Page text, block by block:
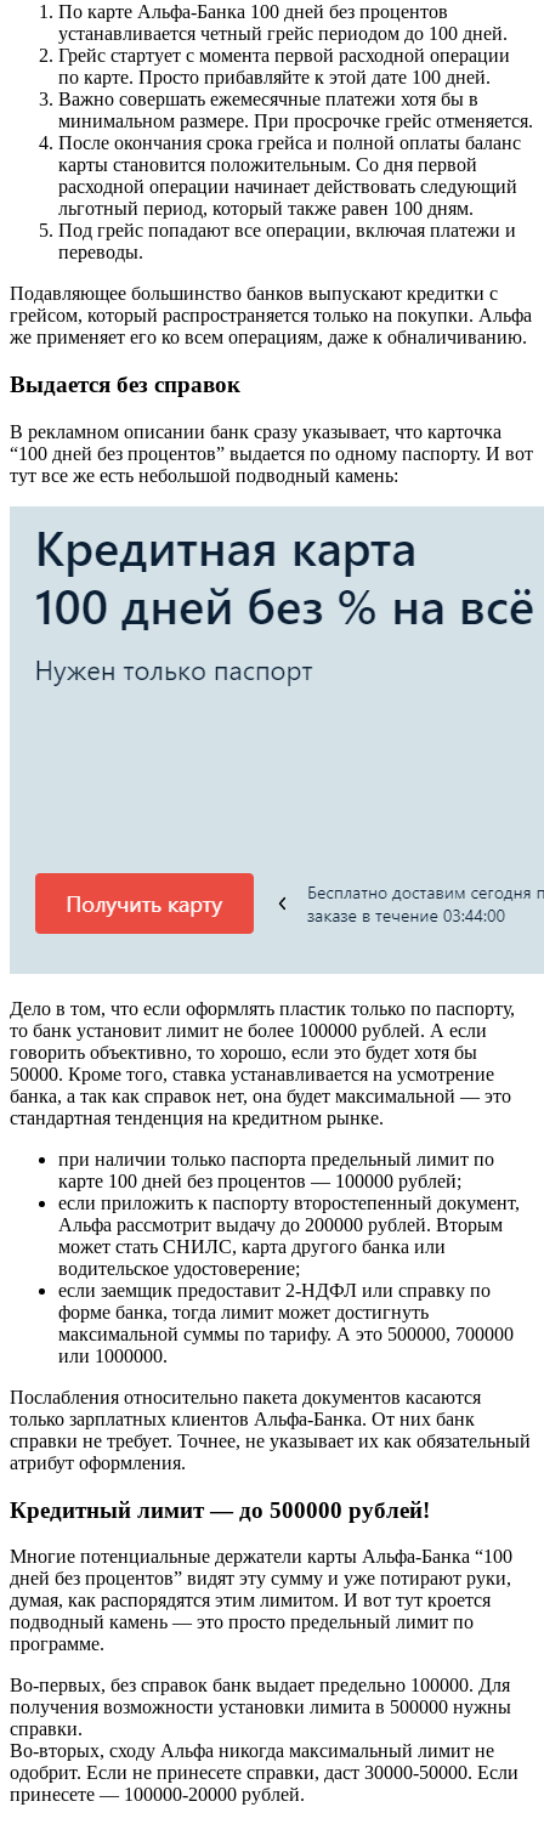
По карте Альфа-Банка 100 дней без процентов
устанавливается четный грейс периодом до 100 дней.
Грейс стартует с момента первой расходной операции
по карте. Просто прибавляйте к этой дате 100 дней.
Важно совершать ежемесячные платежи хотя бы в
минимальном размере. При просрочке грейс отменяется.
После окончания срока грейса и полной оплаты баланс
карты становится положительным. Со дня первой
расходной операции начинает действовать следующий
льготный период, который также равен 100 дням.
Под грейс попадают все операции, включая платежи и
переводы.
Подавляющее большинство банков выпускают кредитки с
грейсом, который распространяется только на покупки. Альфа
же применяет его ко всем операциям, даже к обналичиванию.
Выдается без справок
В рекламном описании банк сразу указывает, что карточка
“100 дней без процентов” выдается по одному паспорту. И вот
тут все же есть небольшой подводный камень:
Дело в том, что если оформлять пластик только по паспорту,
то банк установит лимит не более 100000 рублей. А если
говорить объективно, то хорошо, если это будет хотя бы
50000. Кроме того, ставка устанавливается на усмотрение
банка, а так как справок нет, она будет максимальной — это
стандартная тенденция на кредитном рынке.
при наличии только паспорта предельный лимит по
карте 100 дней без процентов — 100000 рублей;
если приложить к паспорту второстепенный документ,
Альфа рассмотрит выдачу до 200000 рублей. Вторым
может стать СНИЛС, карта другого банка или
водительское удостоверение;
если заемщик предоставит 2-НДФЛ или справку по
форме банка, тогда лимит может достигнуть
максимальной суммы по тарифу. А это 500000, 700000
или 1000000.
Послабления относительно пакета документов касаются
только зарплатных клиентов Альфа-Банка. От них банк
справки не требует. Точнее, не указывает их как обязательный
атрибут оформления.
Кредитный лимит — до 500000 рублей!
Многие потенциальные держатели карты Альфа-Банка “100
дней без процентов” видят эту сумму и уже потирают руки,
думая, как распорядятся этим лимитом. И вот тут кроется
подводный камень — это просто предельный лимит по
программе.
Во-первых, без справок банк выдает предельно 100000. Для
получения возможности установки лимита в 500000 нужны
справки.
Во-вторых, сходу Альфа никогда максимальный лимит не
одобрит. Если не принесете справки, даст 30000-50000. Если
принесете — 100000-20000 рублей.